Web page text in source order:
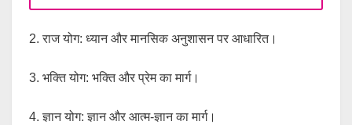
2. राज योग: ध्यान और मानसिक अनुशासन पर आधारित।
3. भक्ति योग: भक्ति और प्रेम का मार्ग।
4. ज्ञान योग: ज्ञान और आत्म-ज्ञान का मार्ग।